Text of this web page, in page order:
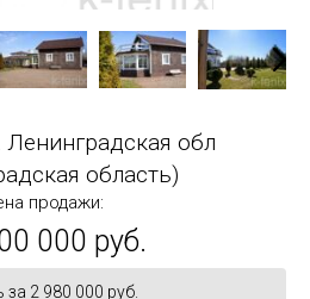
обл
область)
продажи:
000 руб.
за 2 980 000 руб.